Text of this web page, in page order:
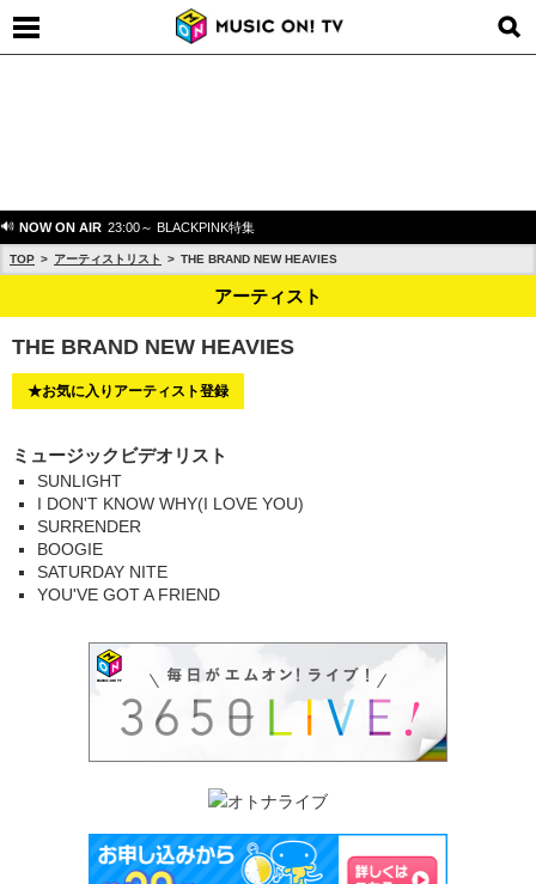
NOW ON AIR 23:00～ BLACKPINK特集
TOP アーティストリスト THE BRAND NEW HEAVIES
アーティスト
THE BRAND NEW HEAVIES
★お気に入りアーティスト登録
ミュージックビデオリスト
SUNLIGHT
I DON'T KNOW WHY(I LOVE YOU)
SURRENDER
BOOGIE
SATURDAY NITE
YOU'VE GOT A FRIEND